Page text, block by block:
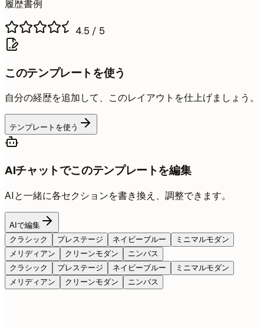
履歴書例
4.5 / 5
このテンプレートを使う
自分の経歴を追加して、このレイアウトを仕上げましょう。
テンプレートを使う
AIチャットでこのテンプレートを編集
AIと一緒に各セクションを書き換え、調整できます。
AIで編集
クラシック
プレステージ ネイビーブルー
ミニマルモダン
メリディアン
クリーンモダン
ニンバス
クラシック
プレステージ ネイビーブルー
ミニマルモダン
メリディアン
クリーンモダン ニンバス